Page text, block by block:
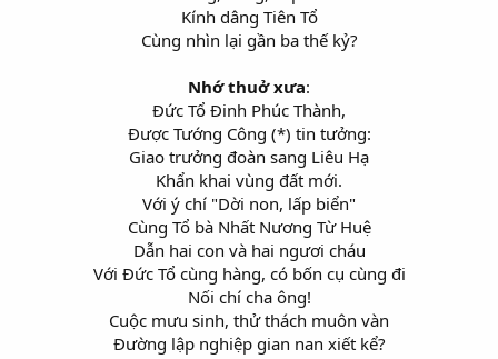
Kính dâng Tiên Tổ
Cùng nhìn lại gần ba thế kỷ?
Nhớ thuở xưa:
Đức Tổ Đinh Phúc Thành,
Được Tướng Công (*) tin tưởng:
Giao trưởng đoàn sang Liêu Hạ
Khẩn khai vùng đất mới.
Với ý chí "Dời non, lấp biển"
Cùng Tổ bà Nhất Nương Từ Huệ
Dẫn hai con và hai ngươi cháu
Với Đức Tổ cùng hàng, có bốn cụ cùng đi
Nối chí cha ông!
Cuộc mưu sinh, thử thách muôn vàn
Đường lập nghiệp gian nan xiết kể?